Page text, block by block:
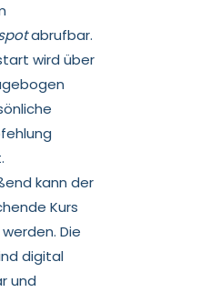
abrufbar.
wird über
kann der
Kurs
Die
digital
und